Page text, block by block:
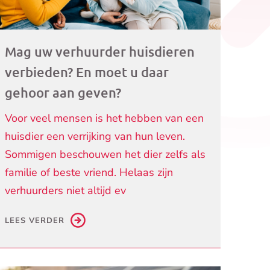
Mag uw verhuurder huisdieren
verbieden? En moet u daar
gehoor aan geven?
Voor veel mensen is het hebben van een
huisdier een verrijking van hun leven.
Sommigen beschouwen het dier zelfs als
familie of beste vriend. Helaas zijn
verhuurders niet altijd ev
LEES VERDER